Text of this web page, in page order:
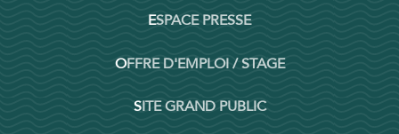
ESPACE PRESSE
OFFRE D'EMPLOI / STAGE
SITE GRAND PUBLIC